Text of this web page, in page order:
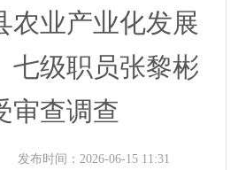
农业产业化发展
七级职员张黎彬
审查调查
发布时间： 2026-06-15 11:31